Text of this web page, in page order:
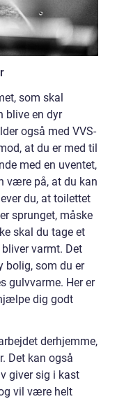
som skal
blive en dyr
også med VVS-
at du er med til
med en uventet,
være på, at du kan
du, at toilettet
sprunget, måske
skal du tage et
varmt. Det
bolig, som du er
gulvvarme. Her er
dig godt
derhjemme,
Det kan også
giver sig i kast
vil være helt